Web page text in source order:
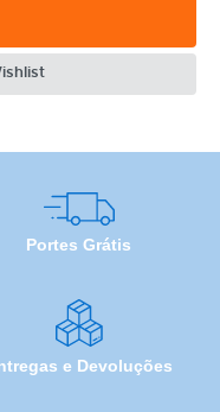
Portes Grátis
e Devoluções